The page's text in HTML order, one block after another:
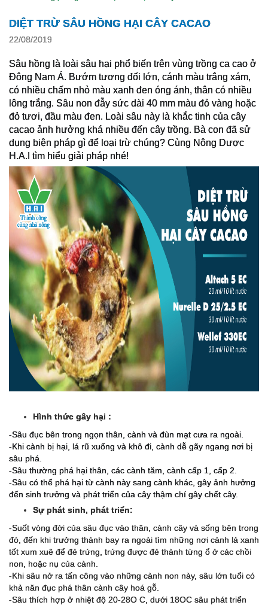
DIỆT TRỪ SÂU HỒNG HẠI CÂY CACAO
22/08/2019
Sâu hồng là loài sâu hại phổ biến trên vùng trồng ca cao ở
Đông Nam Á. Bướm tương đối lớn, cánh màu trắng xám,
có nhiều chấm nhỏ màu xanh đen óng ánh, thân có nhiều
lông trắng. Sâu non đẫy sức dài 40 mm màu đỏ vàng hoặc
đỏ tươi, đầu màu đen. Loài sâu này là khắc tinh của cây
cacao ảnh hưởng khá nhiều đến cây trồng. Bà con đã sử
dụng biện pháp gì để loại trừ chúng? Cùng Nông Dược
H.A.I tìm hiểu giải pháp nhé!
Hình thức gây hại :
-Sâu đục bên trong ngọn thân, cành và đùn mạt cưa ra ngoài.
-Khi cành bị hại, lá rũ xuống và khô đi, cành dễ gãy ngang nơi bị
sâu phá.
-Sâu thường phá hại thân, các cành tăm, cành cấp 1, cấp 2.
-Sâu có thể phá hại từ cành này sang cành khác, gây ảnh hưởng
đến sinh trưởng và phát triển của cây thậm chí gây chết cây.
Sự phát sinh, phát triển:
-Suốt vòng đời của sâu đục vào thân, cành cây và sống bên trong
đó, đến khi trưởng thành bay ra ngoài tìm những nơi cành lá xanh
tốt xum xuê để đẻ trứng, trứng được đẻ thành từng ổ ở các chồi
non, hoặc nụ của cành.
-Khi sâu nở ra tấn công vào những cành non này, sâu lớn tuổi có
khả năn đục phá thân cành cây hoá gỗ.
-Sâu thích hợp ở nhiệt độ 20-28O C, dưới 18OC sâu phát triển